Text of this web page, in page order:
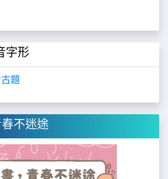
字形
題
不迷途